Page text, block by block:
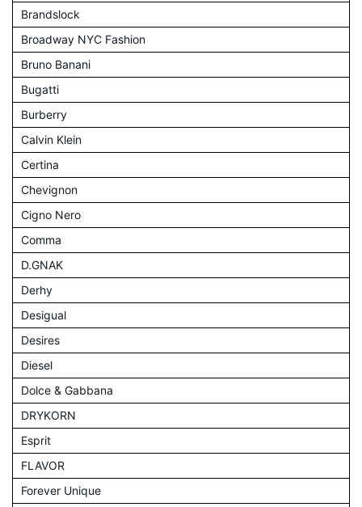
Brandslock
Broadway NYC Fashion
Bruno Banani
Bugatti
Burberry
Calvin Klein
Certina
Chevignon
Cigno Nero
Comma
D.GNAK
Derhy
Desigual
Desires
Diesel
Dolce & Gabbana
DRYKORN
Esprit
FLAVOR
Forever Unique